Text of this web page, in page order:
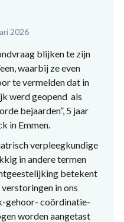
2026
blijken te zijn
waarbij ze even
te vermelden dat in
werd geopend als
bejaarden”, 5 jaar
in Emmen.
verpleegkundige
in andere termen
betekent
in ons
gehoor- coördinatie-
worden aangetast